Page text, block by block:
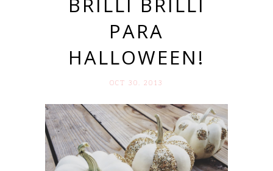
PARA
HALLOWEEN!
OCT 30. 2013